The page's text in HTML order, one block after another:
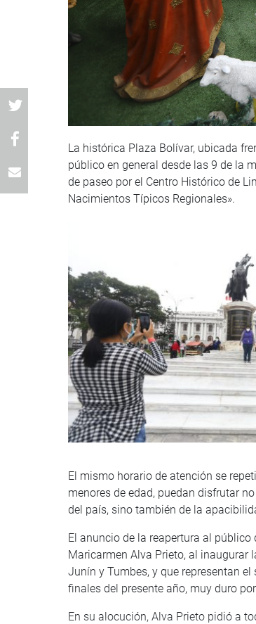
La histórica Plaza Bolívar, ubicada
público en general desde las 9 de la
de paseo por el Centro Histórico de
Nacimientos Típicos Regionales».
El mismo horario de atención se
menores de edad, puedan disfrutar
del país, sino también de la
El anuncio de la reapertura al
Maricarmen Alva Prieto, al inaugurar
Junín y Tumbes, y que representan
finales del presente año, muy duro
En su alocución, Alva Prieto pidió a